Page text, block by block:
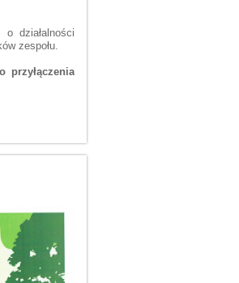
działalności
zespołu.
przyłączenia